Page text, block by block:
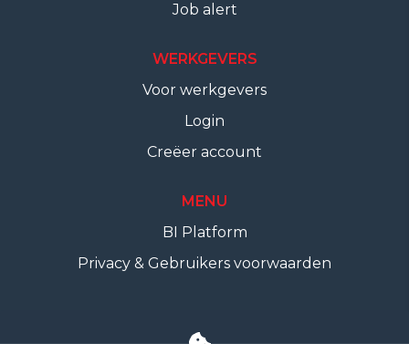
Job alert
WERKGEVERS
Voor werkgevers
Login
Creëer account
MENU
BI Platform
Privacy & Gebruikers voorwaarden